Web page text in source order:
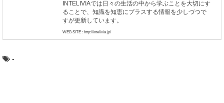
INTELIVIAでは日々の生活の中から学ぶことを大切にす
ることで、知識を知恵にプラスする情報を少しづつで
すが更新しています。
WEB SITE : http://intelivia.jp/
-